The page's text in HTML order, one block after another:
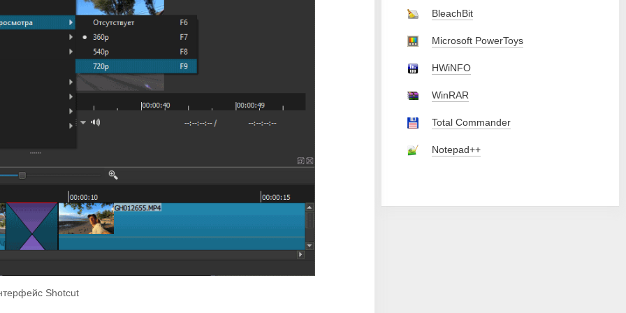
Shotcut
BleachBit
Microsoft PowerToys
HWiNFO
WinRAR
Total Commander
Notepad++